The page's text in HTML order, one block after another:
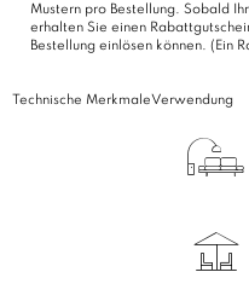
Mustern pro Bestellung. Sobald
erhalten Sie einen
Bestellung einlösen können. (Ein
Technische MerkmaleVerwendung